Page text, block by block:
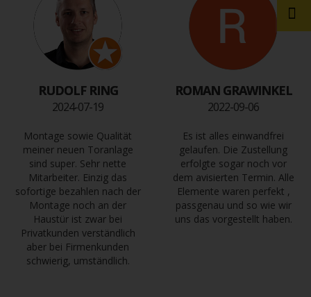
RUDOLF RING
2024-07-19
Montage sowie Qualität
meiner neuen Toranlage
sind super. Sehr nette
Mitarbeiter. Einzig das
sofortige bezahlen nach der
Montage noch an der
Haustür ist zwar bei
Privatkunden verständlich
aber bei Firmenkunden
schwierig, umständlich.
ROMAN GRAWINKEL
2022-09-06
Es ist alles einwandfrei
gelaufen. Die Zustellung
erfolgte sogar noch vor
dem avisierten Termin. Alle
Elemente waren perfekt ,
passgenau und so wie wir
uns das vorgestellt haben.